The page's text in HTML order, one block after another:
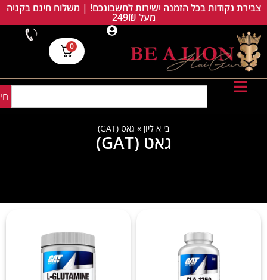
צבירת נקודות בכל הזמנה ישירות לחשבונכם! | משלוח חינם בקניה
מעל 249₪
0
בי א ליון » גאט (GAT)
גאט (GAT)